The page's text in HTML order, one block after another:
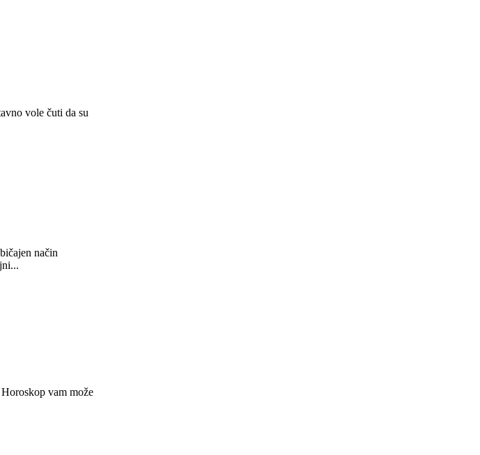
vole čuti da su
način
vam može